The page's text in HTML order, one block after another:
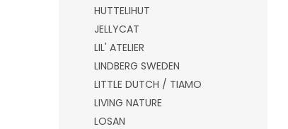
HUTTELIHUT
JELLYCAT
LIL' ATELIER
LINDBERG SWEDEN
LITTLE DUTCH / TIAMO
LIVING NATURE
LOSAN